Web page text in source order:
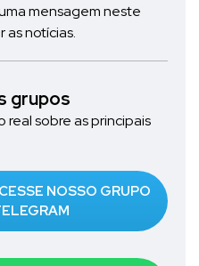
mensagem neste
notícias.
grupos
sobre as principais
NOSSO GRUPO